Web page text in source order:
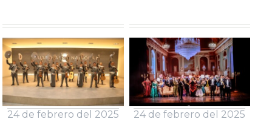
24 de febrero del 2025 24 de febrero del 2025